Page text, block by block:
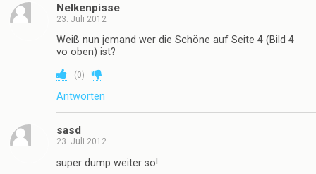
Nelkenpisse
23. Juli 2012
Weiß nun jemand wer die Schöne auf Seite 4 (Bild 4
vo oben) ist?
(0)
Antworten
sasd
23. Juli 2012
super dump weiter so!